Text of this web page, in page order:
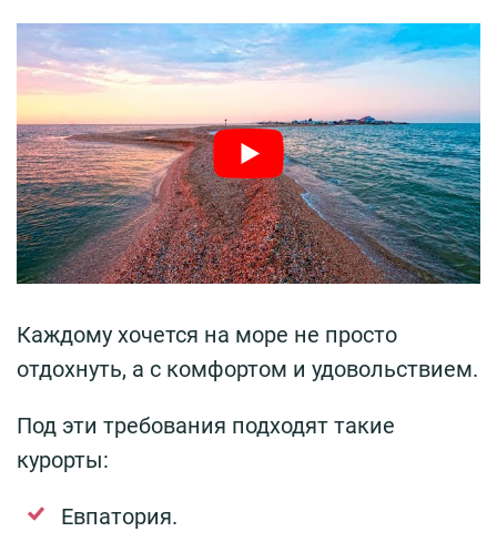
Каждому хочется на море не просто
отдохнуть, а с комфортом и удовольствием.
Под эти требования подходят такие
курорты:
Евпатория.